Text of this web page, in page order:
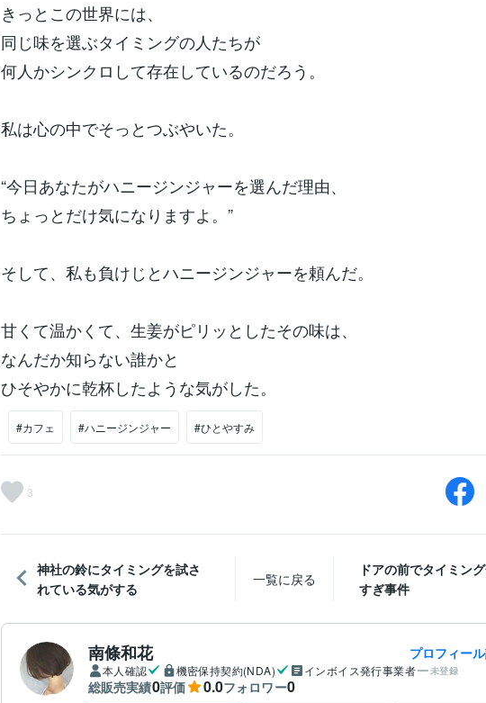
きっとこの世界には、
同じ味を選ぶタイミングの人たちが
何人かシンクロして存在しているのだろう。
私は心の中でそっとつぶやいた。
“今日あなたがハニージンジャーを選んだ理由、
ちょっとだけ気になりますよ。”
そして、私も負けじとハニージンジャーを頼んだ。
甘くて温かくて、生姜がピリッとしたその味は、
なんだか知らない誰かと
ひそやかに乾杯したような気がした。
#カフェ #ハニージンジャー #ひとやすみ
3
神社の鈴にタイミングを試さ
れている気がする
一覧に戻る
ドアの前でタイミン
すぎ事件
南條和花 プロフィー
本人確認 機密保持契約(NDA) インボイス発行事業者 未登録
総販売実績0評価 0.0フォロワー0